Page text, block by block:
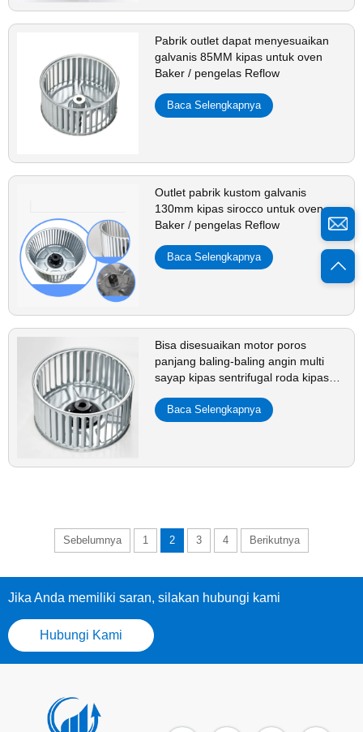
Pabrik outlet dapat menyesuaikan
galvanis 85MM kipas untuk oven
Baker / pengelas Reflow
Baca Selengkapnya
Outlet pabrik kustom galvanis
130mm kipas sirocco untuk oven
Baker / pengelas Reflow
Baca Selengkapnya
Bisa disesuaikan motor poros
panjang baling-baling angin multi
sayap kipas sentrifugal roda kipas
Baca Selengkapnya
Sebelumnya 1 2 3 4 Berikutnya
Jika Anda memiliki saran, silakan hubungi kami
Hubungi Kami